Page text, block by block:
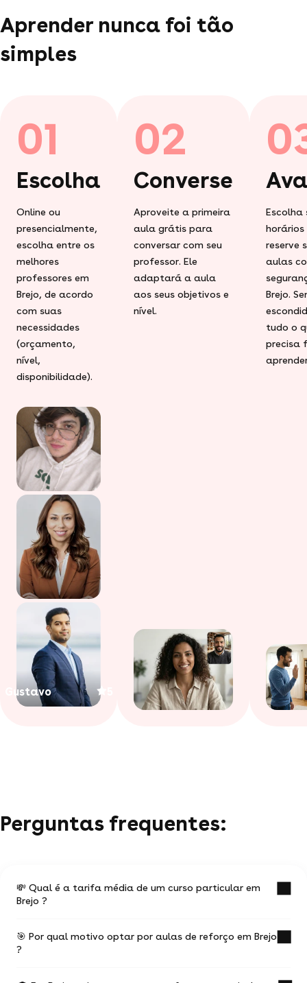
Aprender nunca foi tão
simples
01
Escolha
Online ou
presencialmente,
escolha entre os
melhores
professores em
Brejo, de acordo
com suas
necessidades
(orçamento,
nível,
disponibilidade).
Gustavo
02
Converse
Aproveite a primeira
aula grátis para
conversar com seu
professor. Ele
adaptará a aula
aos seus objetivos e
nível.
Escolha
horários
reserve
aulas
Brejo.
tudo o
precisa
Perguntas frequentes:
💸 Qual é a tarifa média de um curso particular em
Brejo ?
O valor médio de uma aula particular em Brejo é
🎯 Por qual motivo optar por aulas de reforço em Brejo
?